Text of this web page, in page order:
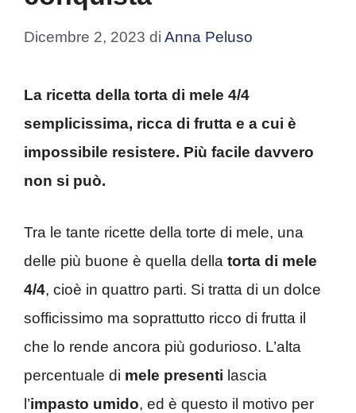
Dicembre 2, 2023 di Anna Peluso
La ricetta della torta di mele 4/4
semplicissima, ricca di frutta e a cui è
impossibile resistere. Più facile davvero
non si può.
Tra le tante ricette della torte di mele, una
delle più buone è quella della torta di mele
4/4, cioè in quattro parti. Si tratta di un dolce
sofficissimo ma soprattutto ricco di frutta il
che lo rende ancora più godurioso. L’alta
percentuale di mele presenti lascia
l’impasto umido, ed è questo il motivo per